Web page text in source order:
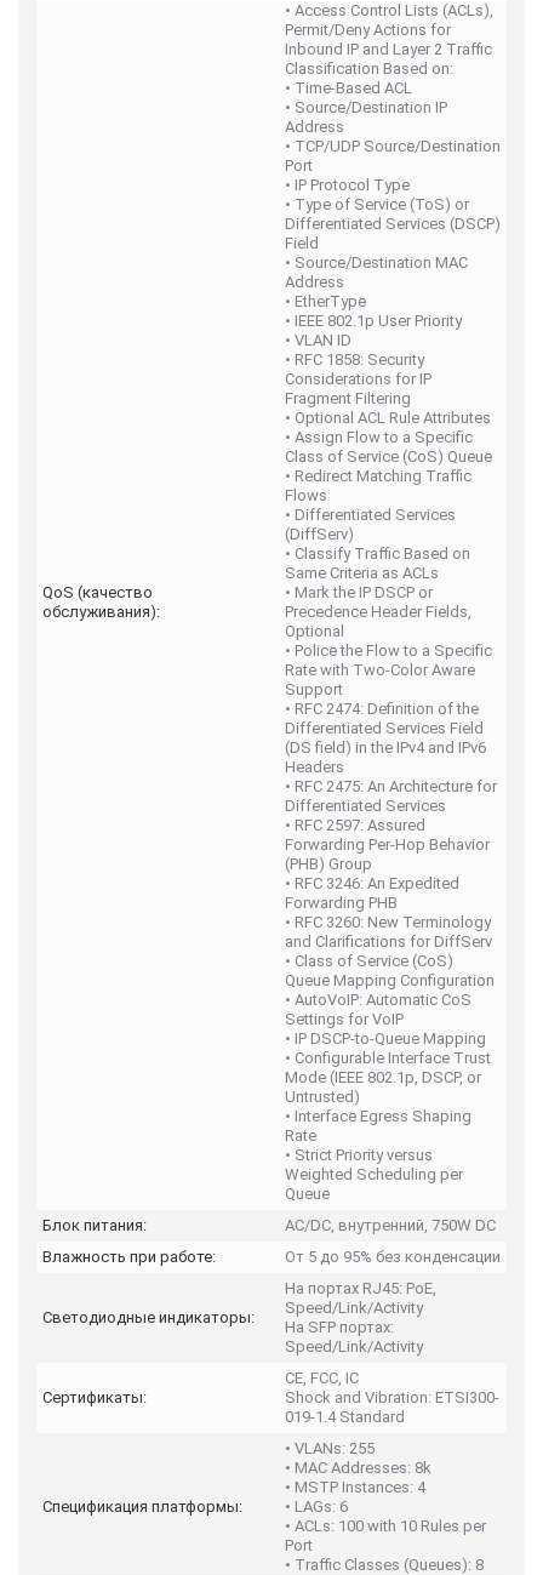
QoS (качество
обслуживания):
• Access Control Lists (ACLs),
Permit/Deny Actions for
Inbound IP and Layer 2 Traffic
Classification Based on:
• Time-Based ACL
• Source/Destination IP
Address
• TCP/UDP Source/Destination
Port
• IP Protocol Type
• Type of Service (ToS) or
Differentiated Services (DSCP)
Field
• Source/Destination MAC
Address
• EtherType
• IEEE 802.1p User Priority
• VLAN ID
• RFC 1858: Security
Considerations for IP
Fragment Filtering
• Optional ACL Rule Attributes
• Assign Flow to a Specific
Class of Service (CoS) Queue
• Redirect Matching Traffic
Flows
• Differentiated Services
(DiffServ)
• Classify Traffic Based on
Same Criteria as ACLs
• Mark the IP DSCP or
Precedence Header Fields,
Optional
• Police the Flow to a Specific
Rate with Two-Color Aware
Support
• RFC 2474: Definition of the
Differentiated Services Field
(DS field) in the IPv4 and IPv6
Headers
• RFC 2475: An Architecture for
Differentiated Services
• RFC 2597: Assured
Forwarding Per-Hop Behavior
(PHB) Group
• RFC 3246: An Expedited
Forwarding PHB
• RFC 3260: New Terminology
and Clarifications for DiffServ
• Class of Service (CoS)
Queue Mapping Configuration
• AutoVoIP: Automatic CoS
Settings for VoIP
• IP DSCP-to-Queue Mapping
• Configurable Interface Trust
Mode (IEEE 802.1p, DSCP, or
Untrusted)
• Interface Egress Shaping
Rate
• Strict Priority versus
Weighted Scheduling per
Queue
Блок питания:
AC/DC, внутренний, 750W DC
Влажность при работе:
От 5 до 95% без конденсации
Светодиодные индикаторы:
На портах RJ45: PoE,
Speed/Link/Activity
На SFP портах:
Speed/Link/Activity
Сертификаты:
CE, FCC, IC
Shock and Vibration: ETSI300-
019-1.4 Standard
Спецификация платформы:
• VLANs: 255
• MAC Addresses: 8k
• MSTP Instances: 4
• LAGs: 6
• ACLs: 100 with 10 Rules per
Port
• Traffic Classes (Queues): 8